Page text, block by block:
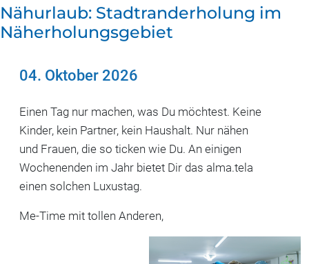
Nähurlaub: Stadtranderholung im
Näherholungsgebiet
04. Oktober 2026
Einen Tag nur machen, was Du möchtest. Keine
Kinder, kein Partner, kein Haushalt. Nur nähen
und Frauen, die so ticken wie Du. An einigen
Wochenenden im Jahr bietet Dir das alma.tela
einen solchen Luxustag.
Me-Time mit tollen Anderen,